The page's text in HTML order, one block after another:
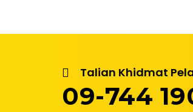
Talian Khidmat
09-744